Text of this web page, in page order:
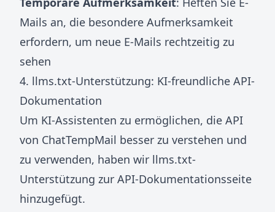
Mails an, die besondere Aufmerksamkeit
erfordern, um neue E-Mails rechtzeitig zu
sehen
4. llms.txt-Unterstützung: KI-freundliche API-
Dokumentation
Um KI-Assistenten zu ermöglichen, die API
von ChatTempMail besser zu verstehen und
zu verwenden, haben wir llms.txt-
Unterstützung zur API-Dokumentationsseite
hinzugefügt.